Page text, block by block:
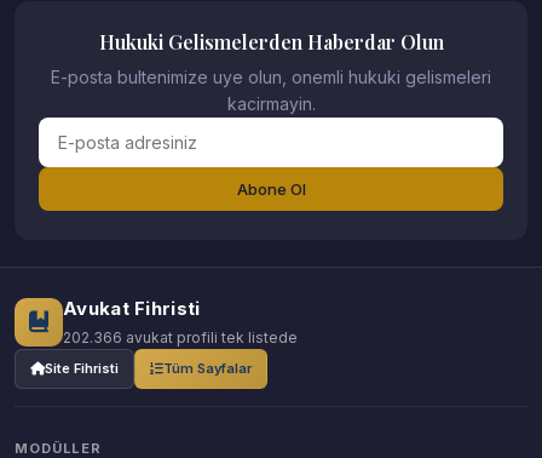
Hukuki Gelismelerden Haberdar Olun
E-posta bultenimize uye olun, onemli hukuki gelismeleri
kacirmayin.
Abone Ol
Avukat Fihristi
202.366 avukat profili tek listede
Site Fihristi Tüm Sayfalar
MODÜLLER